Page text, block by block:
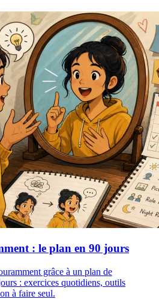
: le plan en 90 jours
grâce à un plan de
: exercices quotidiens, outils
à faire seul.